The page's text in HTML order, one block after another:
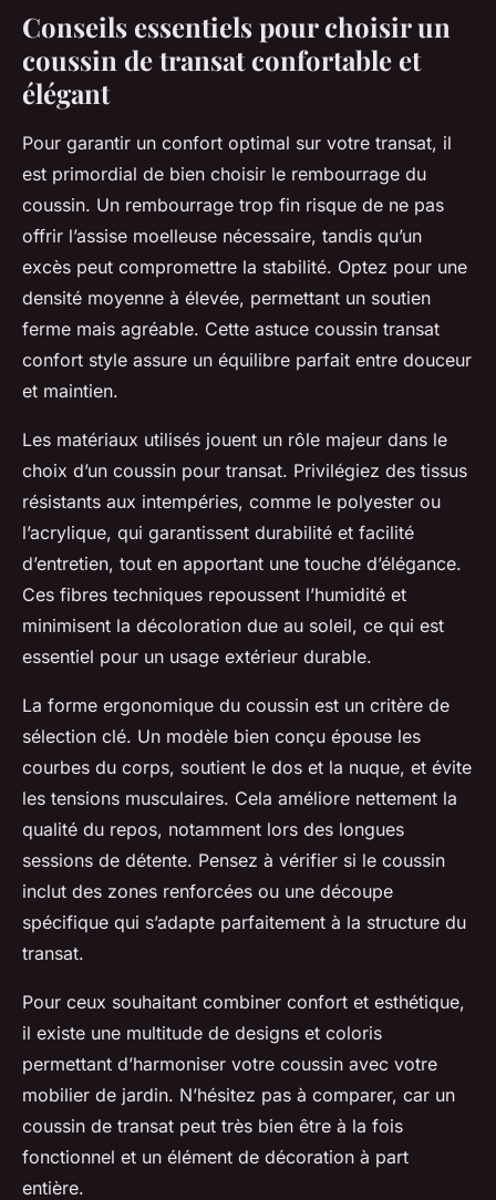
Conseils essentiels pour choisir un
coussin de transat confortable et
élégant
Pour garantir un confort optimal sur votre transat, il
est primordial de bien choisir le rembourrage du
coussin. Un rembourrage trop fin risque de ne pas
offrir l’assise moelleuse nécessaire, tandis qu’un
excès peut compromettre la stabilité. Optez pour une
densité moyenne à élevée, permettant un soutien
ferme mais agréable. Cette astuce coussin transat
confort style assure un équilibre parfait entre douceur
et maintien.
Les matériaux utilisés jouent un rôle majeur dans le
choix d’un coussin pour transat. Privilégiez des tissus
résistants aux intempéries, comme le polyester ou
l’acrylique, qui garantissent durabilité et facilité
d’entretien, tout en apportant une touche d’élégance.
Ces fibres techniques repoussent l’humidité et
minimisent la décoloration due au soleil, ce qui est
essentiel pour un usage extérieur durable.
La forme ergonomique du coussin est un critère de
sélection clé. Un modèle bien conçu épouse les
courbes du corps, soutient le dos et la nuque, et évite
les tensions musculaires. Cela améliore nettement la
qualité du repos, notamment lors des longues
sessions de détente. Pensez à vérifier si le coussin
inclut des zones renforcées ou une découpe
spécifique qui s’adapte parfaitement à la structure du
transat.
Pour ceux souhaitant combiner confort et esthétique,
il existe une multitude de designs et coloris
permettant d’harmoniser votre coussin avec votre
mobilier de jardin. N’hésitez pas à comparer, car un
coussin de transat peut très bien être à la fois
fonctionnel et un élément de décoration à part
entière.